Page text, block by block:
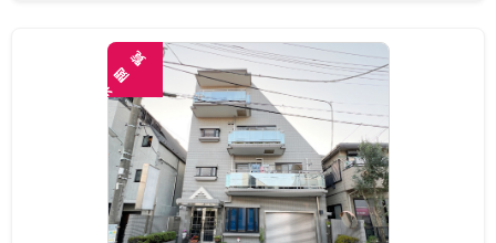
未
閲
覧